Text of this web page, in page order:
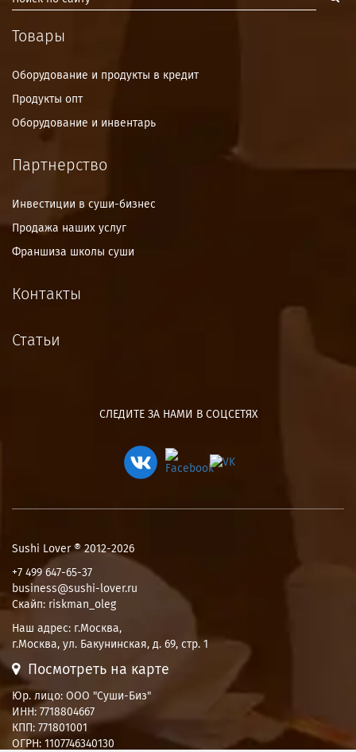
Товары
Оборудование и продукты в кредит
Продукты опт
Оборудование и инвентарь
Партнерство
Инвестиции в суши-бизнес
Продажа наших услуг
Франшиза школы суши
Контакты
Статьи
СЛЕДИТЕ ЗА НАМИ В СОЦСЕТЯХ
Sushi Lover ® 2012-2026
+7 499 647-65-37
business@sushi-lover.ru
Скайп: riskman_oleg
Наш адрес: г.Москва,
г.Москва, ул. Бакунинская, д. 69, стр. 1
Посмотреть на карте
Юр. лицо: ООО "Суши-Биз"
ИНН: 7718804667
КПП: 771801001
ОГРН: 1107746340130